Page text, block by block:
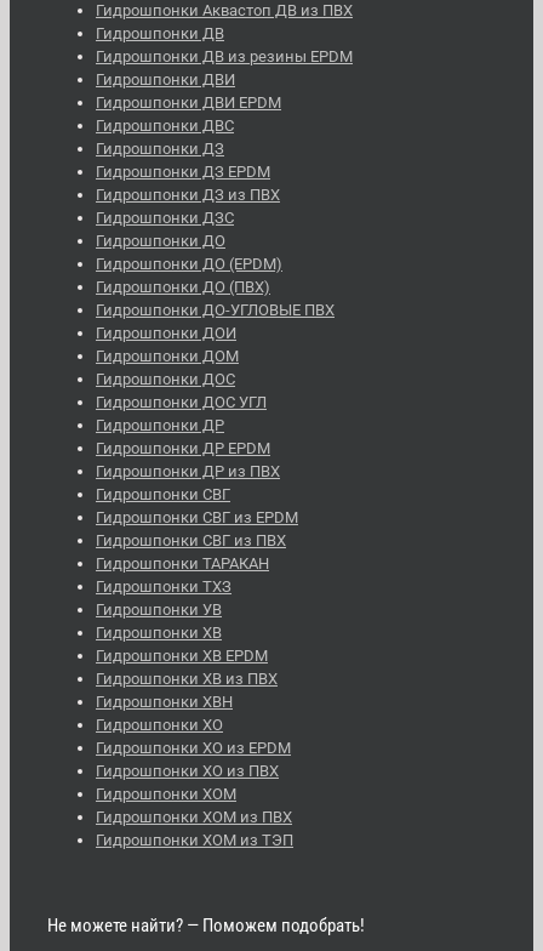
Гидрошпонки Аквастоп ДВ из ПВХ
Гидрошпонки ДВ
Гидрошпонки ДВ из резины EPDM
Гидрошпонки ДВИ
Гидрошпонки ДВИ EPDM
Гидрошпонки ДВС
Гидрошпонки ДЗ
Гидрошпонки ДЗ EPDM
Гидрошпонки ДЗ из ПВХ
Гидрошпонки ДЗС
Гидрошпонки ДО
Гидрошпонки ДО (EPDM)
Гидрошпонки ДО (ПВХ)
Гидрошпонки ДО-УГЛОВЫЕ ПВХ
Гидрошпонки ДОИ
Гидрошпонки ДОМ
Гидрошпонки ДОС
Гидрошпонки ДОС УГЛ
Гидрошпонки ДР
Гидрошпонки ДР EPDM
Гидрошпонки ДР из ПВХ
Гидрошпонки СВГ
Гидрошпонки СВГ из EPDM
Гидрошпонки СВГ из ПВХ
Гидрошпонки ТАРАКАН
Гидрошпонки ТХЗ
Гидрошпонки УВ
Гидрошпонки ХВ
Гидрошпонки ХВ EPDM
Гидрошпонки ХВ из ПВХ
Гидрошпонки ХВН
Гидрошпонки ХО
Гидрошпонки ХО из EPDM
Гидрошпонки ХО из ПВХ
Гидрошпонки ХОМ
Гидрошпонки ХОМ из ПВХ
Гидрошпонки ХОМ из ТЭП
Не можете найти? — Поможем подобрать!